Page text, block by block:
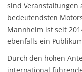
sind Veranstaltungen
bedeutendsten
Mannheim ist seit
ebenfalls ein
Durch den hohen
international